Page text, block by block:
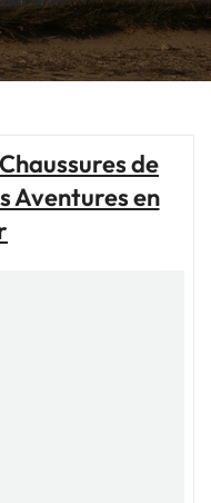
de
Aventures en